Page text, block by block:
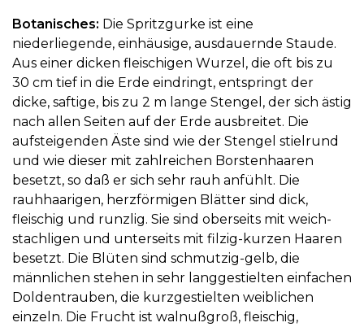
Botanisches: Die Spritzgurke ist eine
niederliegende, einhäusige, ausdauernde Staude.
Aus einer dicken fleischigen Wurzel, die oft bis zu
30 cm tief in die Erde eindringt, entspringt der
dicke, saftige, bis zu 2 m lange Stengel, der sich ästig
nach allen Seiten auf der Erde ausbreitet. Die
aufsteigenden Äste sind wie der Stengel stielrund
und wie dieser mit zahlreichen Borstenhaaren
besetzt, so daß er sich sehr rauh anfühlt. Die
rauhhaarigen, herzförmigen Blätter sind dick,
fleischig und runzlig. Sie sind oberseits mit weich-
stachligen und unterseits mit filzig-kurzen Haaren
besetzt. Die Blüten sind schmutzig-gelb, die
männlichen stehen in sehr langgestielten einfachen
Doldentrauben, die kurzgestielten weiblichen
einzeln. Die Frucht ist walnußgroß, fleischig,